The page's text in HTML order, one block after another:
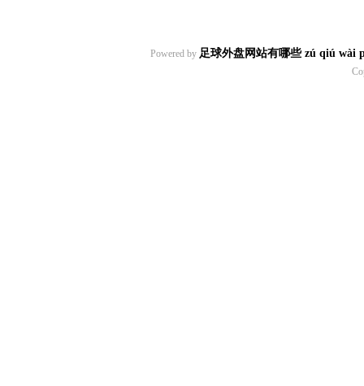
Powered by 足球外盘网站有哪些 zú qiú wài